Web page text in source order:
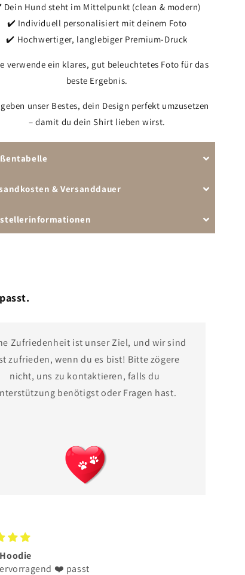
Hund steht im Mittelpunkt (clean & modern)
✔️ Individuell personalisiert mit deinem Foto
✔️ Hochwertiger, langlebiger Premium-Druck
verwende ein klares, gut beleuchtetes Foto für das
beste Ergebnis.
unser Bestes, dein Design perfekt umzusetzen
– damit du dein Shirt lieben wirst.
& Versanddauer
Zufriedenheit ist unser Ziel, und wir sind
zufrieden, wenn du es bist! Bitte zögere
nicht, uns zu kontaktieren, falls du
benötigst oder Fragen hast.
hat mir das ihr
seit